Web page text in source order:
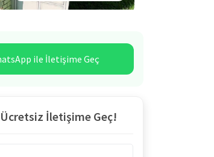
ile İletişime Geç
İletişime Geç!